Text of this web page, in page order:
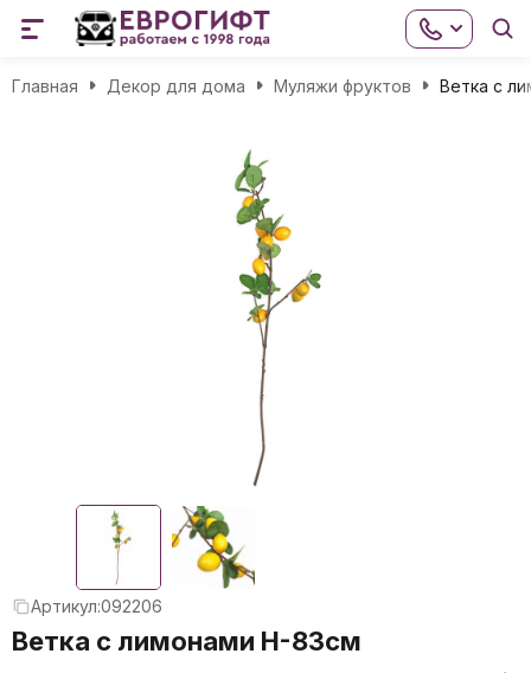
Главная Декор для дома Муляжи фруктов Ветка с
Артикул:092206
Ветка с лимонами Н-83см